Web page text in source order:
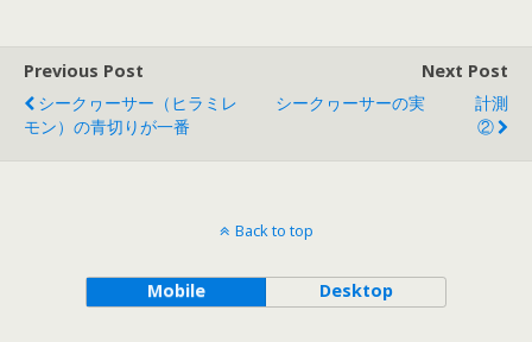
Previous Post
シークヮーサー（ヒラミレ
モン）の青切りが一番
Next Post
シークヮーサーの実 計測
②
Back to top
Mobile Desktop